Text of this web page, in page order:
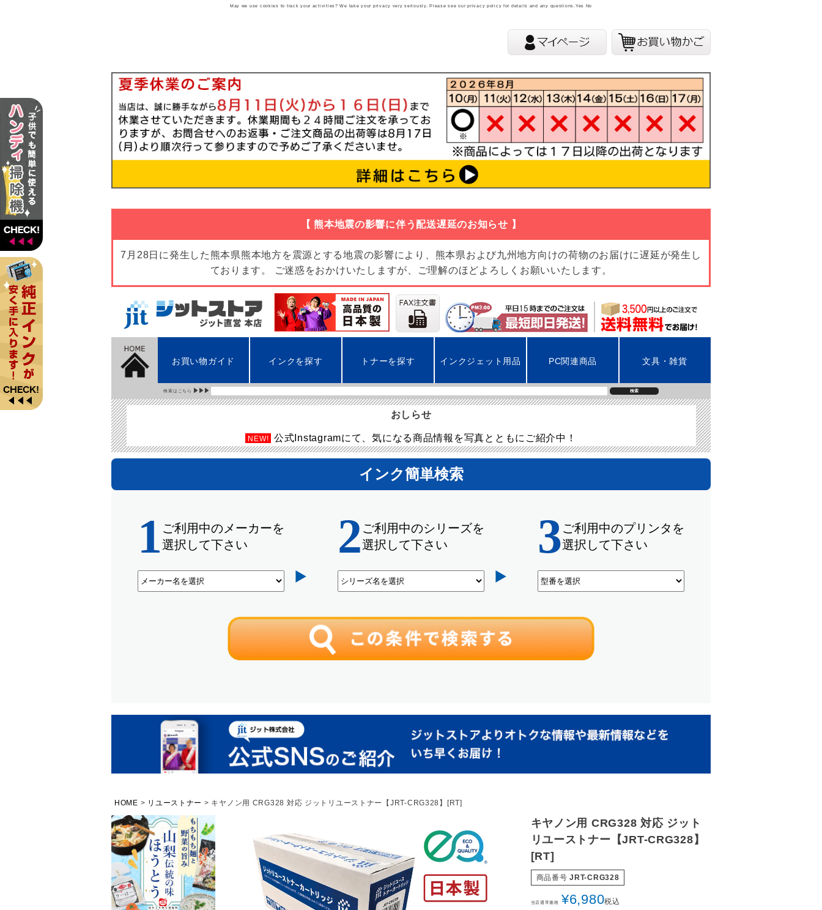
【 熊本地震の影響に伴う配送遅延のお知らせ 】
7月28日に発生した熊本県熊本地方を震源とする地震の影響により、熊本県および九州地方向けの荷物のお届けに遅延が発生し
ております。 ご迷惑をおかけいたしますが、ご理解のほどよろしくお願いいたします。
お買い物ガイド インクを探す トナーを探す インクジェット用品 PC関連商品 文具・雑貨
検索はこちら 検索
おしらせ
NEW! 公式Instagramにて、気になる商品情報を写真とともにご紹介中！
HOME リユーストナー キヤノン用 CRG328 対応 ジットリユーストナー【JRT-CRG328】[RT]
キヤノン用 CRG328 対応 ジット
リユーストナー【JRT-CRG328】
[RT]
商品番号 JRT-CRG328
当店通常価格 ¥6,980税込
May we use cookies to track your activities? We take your privacy very seriously. Please see our privacy policy for details and any questions.Yes No